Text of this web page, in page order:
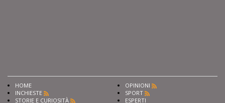
HOME
INCHIESTE
STORIE E CURIOSITÀ
OPINIONI
SPORT
ESPERTI